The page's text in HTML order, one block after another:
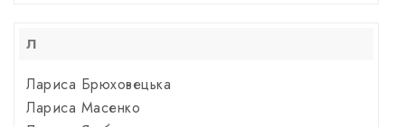
Л
Лариса Брюховецька
Лариса Масенко